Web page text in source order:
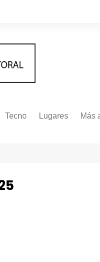
Tecno Lugares Más